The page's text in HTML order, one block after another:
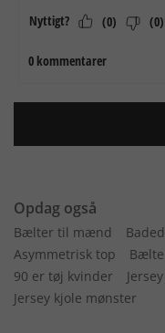
Opdag også
Bælter til mænd
Asymmetrisk top
90 er tøj kvinder
Jersey kjole mønster